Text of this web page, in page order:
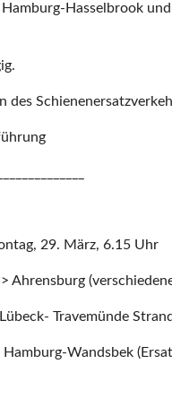
Hasselbrook
des
29. März, 6.15 Uhr
Ahrensburg
Travemünde Strand
Wandsbek